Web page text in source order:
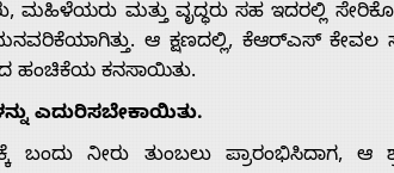
ಮಹಿಳೆಯರು ಮತ್ತು ವೃದ್ಧರು ಸಹ ಇದರಲ್ಲಿ
ಆ ಕ್ಷಣದಲ್ಲಿ, ಕೆಆರ್‌ಎಸ್
ಹಂಚಿಕೆಯ ಕನಸಾಯಿತು.
ಎದುರಿಸಬೇಕಾಯಿತು.
ಬಂದು ನೀರು ತುಂಬಲು ಪ್ರಾರಂಭಿಸಿದಾಗ, ಆ